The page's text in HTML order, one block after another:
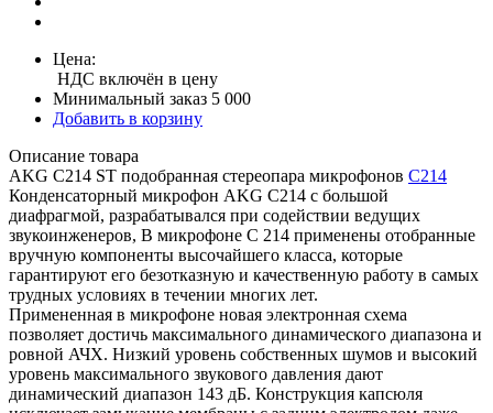
Цена:
НДС включён в цену
Минимальный заказ 5 000
Добавить в корзину
Описание товара
AKG C214 ST подобранная стереопара микрофонов C214
Конденсаторный микрофон AKG C214 с большой
диафрагмой, разрабатывался при содействии ведущих
звукоинженеров, В микрофоне С 214 применены отобранные
вручную компоненты высочайшего класса, которые
гарантируют его безотказную и качественную работу в самых
трудных условиях в течении многих лет.
Примененная в микрофоне новая электронная схема
позволяет достичь максимального динамического диапазона и
ровной АЧХ. Низкий уровень собственных шумов и высокий
уровень максимального звукового давления дают
динамический диапазон 143 дБ. Конструкция капсюля